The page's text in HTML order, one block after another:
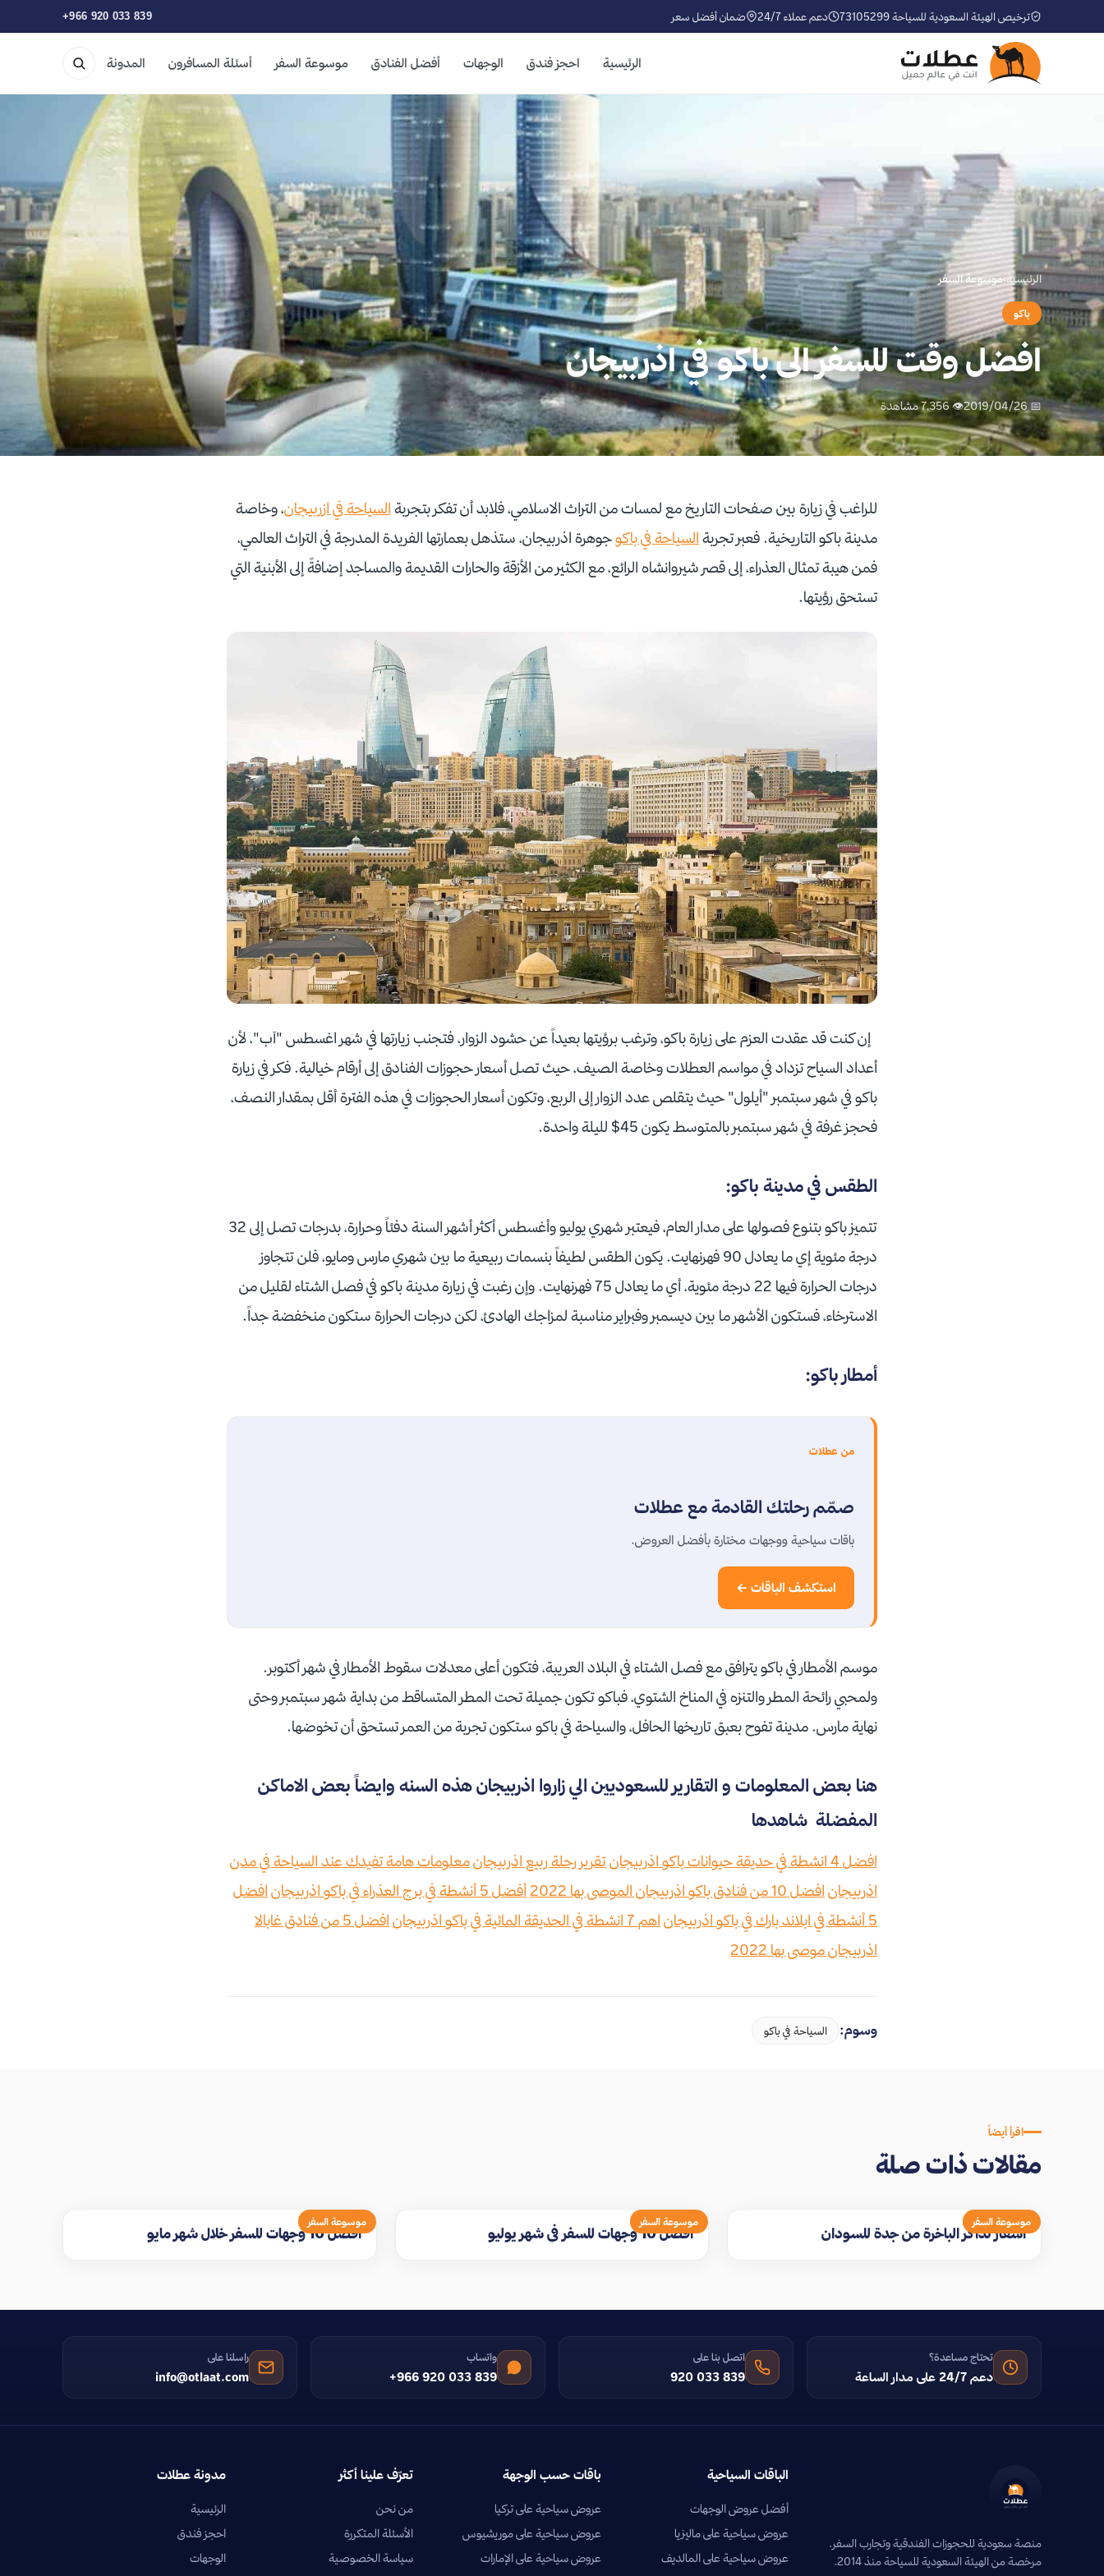
ترخيص الهيئة السعودية للسياحة 73105299 دعم عملاء 24/7 ضمان أفضل سعر +966 920 033 839
الرئيسية احجز فندق الوجهات أفضل الفنادق موسوعة السفر أسئلة المسافرون المدونة
الرئيسية›موسوعة السفر
باكو
افضل وقت للسفر الى باكو في اذربيجان
📅 2019/04/26 👁 7,356 مشاهدة
للراغب في زيارة بين صفحات التاريخ مع لمسات من التراث الاسلامي، فلابد أن تفكر بتجربة السياحة في ازربيجان، وخاصة
مدينة باكو التاريخية. فعبر تجربة السياحة في باكوجوهرة اذربيجان، ستذهل بعمارتها الفريدة المدرجة في التراث العالمي،
فمن هيبة تمثال العذراء، إلى قصر شيروانشاه الرائع، مع الكثير من الأزقة والحارات القديمة والمساجد إضافةً إلى الأبنية التي
تستحق رؤيتها.
إن كنت قد عقدت العزم على زيارة باكو، وترغب برؤيتها بعيداً عن حشود الزوار، فتجنب زيارتها في شهر اغسطس "آب"، لأن
أعداد السياح تزداد في مواسم العطلات وخاصة الصيف، حيث تصل أسعار حجوزات الفنادق إلى أرقام خيالية. فكر في زيارة
باكو في شهر سبتمبر "أيلول" حيث يتقلص عدد الزوار إلى الربع، وتكون أسعار الحجوزات في هذه الفترة أقل بمقدار النصف،
فحجز غرفة في شهر سبتمبر بالمتوسط يكون 45$ لليلة واحدة.
الطقس في مدينة باكو:
تتميز باكو بتنوع فصولها على مدار العام، فيعتبر شهري يوليو وأغسطس أكثر أشهر السنة دفئاً وحرارة، بدرجات تصل إلى 32
درجة مئوية إي ما يعادل 90 فهرنهايت. يكون الطقس لطيفاً بنسمات ربيعية ما بين شهري مارس ومايو، فلن تتجاوز
درجات الحرارة فيها 22 درجة مئوية، أي ما يعادل 75 فهرنهايت. وإن رغبت في زيارة مدينة باكو في فصل الشتاء لقليل من
الاسترخاء، فستكون الأشهر ما بين ديسمبر وفبراير مناسبة لمزاجك الهادئ، لكن درجات الحرارة ستكون منخفضة جداً.
أمطار باكو:
من عطلات
صمّم رحلتك القادمة مع عطلات
باقات سياحية ووجهات مختارة بأفضل العروض.
استكشف الباقات ←
موسم الأمطار في باكو يترافق مع فصل الشتاء في البلاد العريبة، فتكون أعلى معدلات سقوط الأمطار في شهر أكتوبر.
ولمحبي رائحة المطر والتنزه في المناخ الشتوي، فباكو تكون جميلة تحت المطر المتساقط من بداية شهر سبتمبر وحتى
نهاية مارس. مدينة تفوح بعبق تاريخها الحافل، والسياحة في باكو ستكون تجربة من العمر تستحق أن تخوضها.
هنا بعض المعلومات و التقارير للسعوديين الي زاروا اذربيجان هذه السنه وايضاً بعض الاماكن
المفضلة شاهدها
افضل 4 انشطة في حديقة حيوانات باكو اذربيجان تقرير رحلة ربيع اذربيجانمعلومات هامة تفيدك عند السياحة في مدن
اذربيجان افضل 10 من فنادق باكو اذربيجان الموصى بها 2022 أفضل 5 أنشطة في برج العذراء في باكو اذربيجان
افضل
5 أنشطة في ابلاند بارك في باكو اذربيجان
اهم 7 انشطة في الحديقة المائية في باكو اذربيجان
افضل 5 من فنادق غابالا
اذربيجان موصى بها 2022
وسوم: السياحة في باكو
اقرأ أيضاً
مقالات ذات صلة
موسوعة السفر
اسعار تذاكر الباخرة من جدة للسودان
موسوعة السفر
افضل 10 وجهات للسفر في شهر يوليو
موسوعة السفر
افضل 10 وجهات للسفر خلال شهر مايو
تحتاج مساعدة؟
دعم 24/7 على مدار الساعة
اتصل بنا على
920 033 839
واتساب
+966 920 033 839
راسلنا على
info@otlaat.com
منصة سعودية للحجوزات الفندقية وتجارب السفر.
مرخصة من الهيئة السعودية للسياحة منذ 2014.
الباقات السياحية
أفضل عروض الوجهات
عروض سياحية على ماليزيا
عروض سياحية على المالديف
باقات حسب الوجهة
عروض سياحية على تركيا
عروض سياحية على موريشيوس
عروض سياحية على الإمارات
تعرّف علينا أكثر
من نحن
الأسئلة المتكررة
سياسة الخصوصية
مدونة عطلات
الرئيسية
احجز فندق
الوجهات